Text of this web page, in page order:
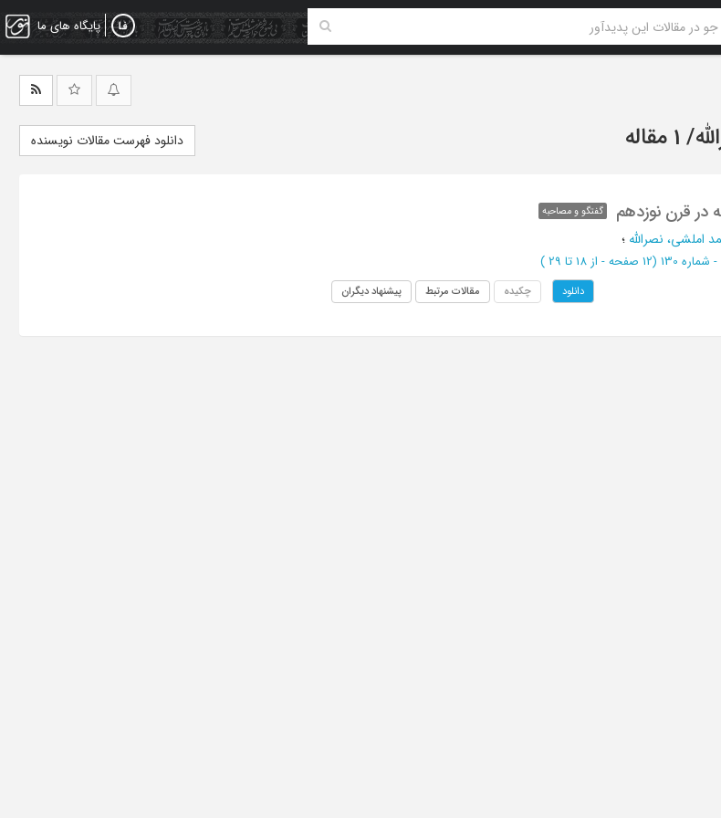
پایگاه های ما
/ 1 مقاله دانلود فهرست مقالات نویسنده
در قرن نوزدهم گفتگو و مصاحبه
املشی، نصرالله ؛
(‎12 صفحه - از 18 تا 29 )
دانلود چکیده مقالات مرتبط پیشنهاد دیگران